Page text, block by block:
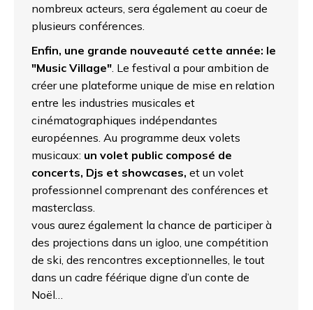
nombreux acteurs, sera également au coeur de
plusieurs conférences.
Enfin, une grande nouveauté cette année: le
"Music Village" . Le festival a pour ambition de
créer une plateforme unique de mise en relation
entre les industries musicales et
cinématographiques indépendantes
européennes. Au programme deux volets
musicaux: un volet public composé de
concerts, Djs et showcases, et un volet
professionnel comprenant des conférences et
masterclass.
vous aurez également la chance de participer à
des projections dans un igloo, une compétition
de ski, des rencontres exceptionnelles, le tout
dans un cadre féérique digne d’un conte de
Noël…